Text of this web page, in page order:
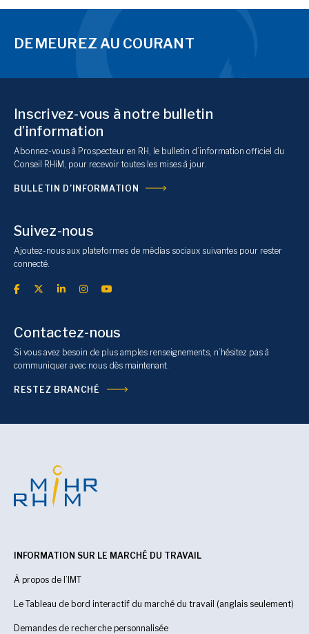
DEMEUREZ AU COURANT
Inscrivez-vous à notre bulletin
d’information
Abonnez-vous à Prospecteur en RH, le bulletin d’information officiel du
Conseil RHiM, pour recevoir toutes les mises à jour.
BULLETIN D’INFORMATION
Suivez-nous
Ajoutez-nous aux plateformes de médias sociaux suivantes pour rester
connecté.
Contactez-nous
Si vous avez besoin de plus amples renseignements, n’hésitez pas à
communiquer avec nous dès maintenant.
RESTEZ BRANCHÉ
INFORMATION SUR LE MARCHÉ DU TRAVAIL
À propos de l’IMT
Le Tableau de bord interactif du marché du travail (anglais seulement)
Demandes de recherche personnalisée